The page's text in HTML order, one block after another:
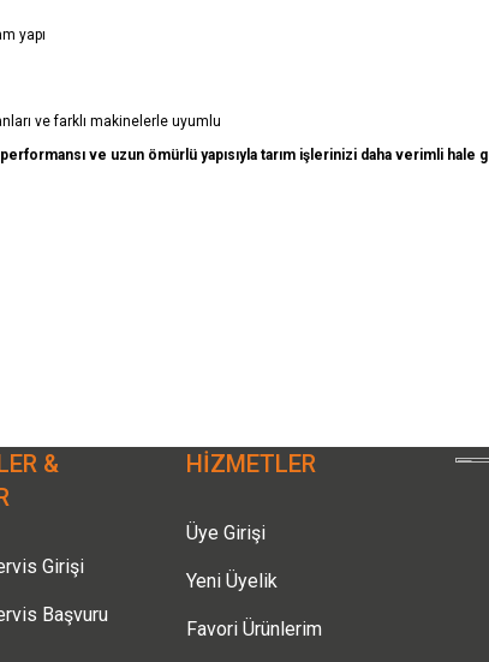
yapı
ve farklı makinelerle uyumlu
ve uzun ömürlü yapısıyla tarım işlerinizi daha verimli hale
&
Girişi
Başvuru
HİZMETLER
Üye Girişi
Yeni Üyelik
Favori Ürünlerim